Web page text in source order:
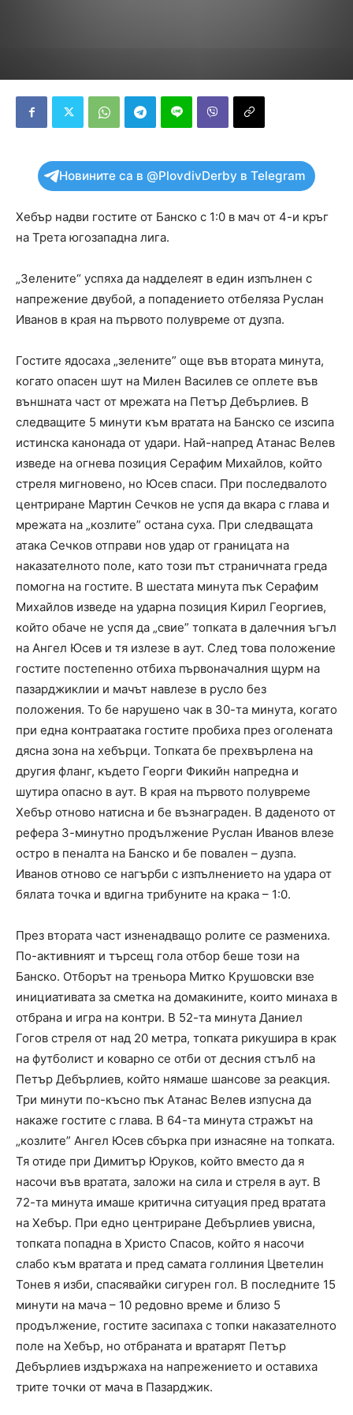
Новините са в @PlovdivDerby в Telegram
Хебър надви гостите от Банско с 1:0 в мач от 4-и кръг
на Трета югозападна лига.
„Зелените“ успяха да надделеят в един изпълнен с
напрежение двубой, а попадението отбеляза Руслан
Иванов в края на първото полувреме от дузпа.
Гостите ядосаха „зелените” още във втората минута,
когато опасен шут на Милен Василев се оплете във
външната част от мрежата на Петър Дебърлиев. В
следващите 5 минути към вратата на Банско се изсипа
истинска канонада от удари. Най-напред Атанас Велев
изведе на огнева позиция Серафим Михайлов, който
стреля мигновено, но Юсев спаси. При последвалото
центриране Мартин Сечков не успя да вкара с глава и
мрежата на „козлите” остана суха. При следващата
атака Сечков отправи нов удар от границата на
наказателното поле, като този път страничната греда
помогна на гостите. В шестата минута пък Серафим
Михайлов изведе на ударна позиция Кирил Георгиев,
който обаче не успя да „свие” топката в далечния ъгъл
на Ангел Юсев и тя излезе в аут. След това положение
гостите постепенно отбиха първоначалния щурм на
пазарджиклии и мачът навлезе в русло без
положения. То бе нарушено чак в 30-та минута, когато
при една контраатака гостите пробиха през оголената
дясна зона на хебърци. Топката бе прехвърлена на
другия фланг, където Георги Фикийн напредна и
шутира опасно в аут. В края на първото полувреме
Хебър отново натисна и бе възнаграден. В даденото от
рефера 3-минутно продължение Руслан Иванов влезе
остро в пеналта на Банско и бе повален – дузпа.
Иванов отново се нагърби с изпълнението на удара от
бялата точка и вдигна трибуните на крака – 1:0.
През втората част изненадващо ролите се размениха.
По-активният и търсещ гола отбор беше този на
Банско. Отборът на треньора Митко Крушовски взе
инициативата за сметка на домакините, които минаха в
отбрана и игра на контри. В 52-та минута Даниел
Гогов стреля от над 20 метра, топката рикушира в крак
на футболист и коварно се отби от десния стълб на
Петър Дебърлиев, който нямаше шансове за реакция.
Три минути по-късно пък Атанас Велев изпусна да
накаже гостите с глава. В 64-та минута стражът на
„козлите” Ангел Юсев сбърка при изнасяне на топката.
Тя отиде при Димитър Юруков, който вместо да я
насочи във вратата, заложи на сила и стреля в аут. В
72-та минута имаше критична ситуация пред вратата
на Хебър. При едно центриране Дебърлиев увисна,
топката попадна в Христо Спасов, който я насочи
слабо към вратата и пред самата голлиния Цветелин
Тонев я изби, спасявайки сигурен гол. В последните 15
минути на мача – 10 редовно време и близо 5
продължение, гостите засипаха с топки наказателното
поле на Хебър, но отбраната и вратарят Петър
Дебърлиев издържаха на напрежението и оставиха
трите точки от мача в Пазарджик.